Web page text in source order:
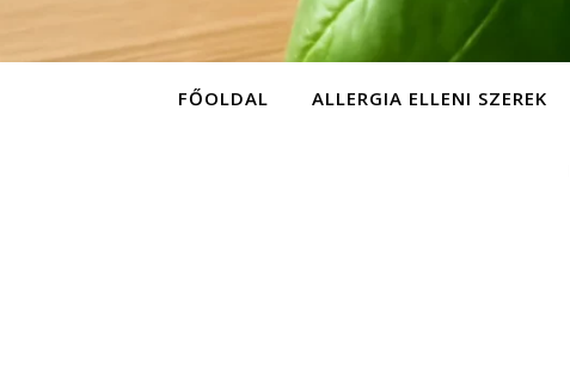
FŐOLDAL ALLERGIA ELLENI SZEREK